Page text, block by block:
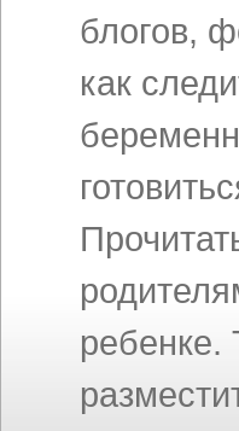
блогов,
как
ребенке.